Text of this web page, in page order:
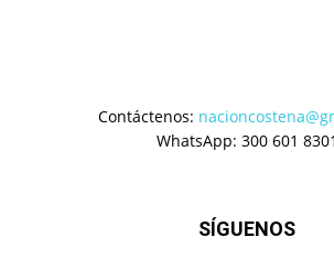
Contáctenos:
WhatsApp: 300 601 8301
SÍGUENOS